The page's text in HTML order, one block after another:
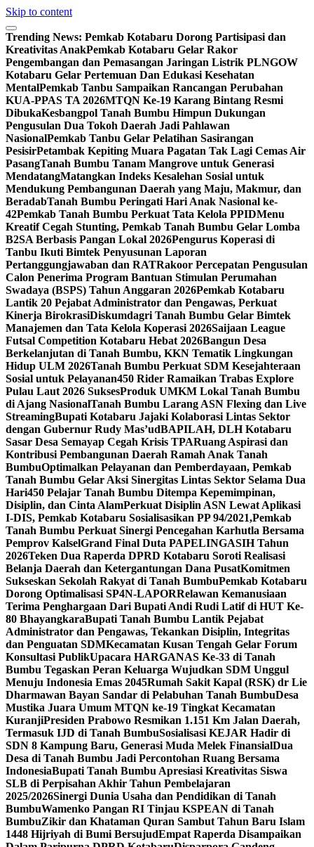
Skip to content
Trending News: Pemkab Kotabaru Dorong Partisipasi dan
Kreativitas AnakPemkab Kotabaru Gelar Rakor
Pengembangan dan Pemasangan Jaringan Listrik PLNGOW
Kotabaru Gelar Pertemuan Dan Edukasi Kesehatan
MentalPemkab Tanbu Sampaikan Rancangan Perubahan
KUA-PPAS TA 2026MTQN Ke-19 Karang Bintang Resmi
DibukaKesbangpol Tanah Bumbu Himpun Dukungan
Pengusulan Dua Tokoh Daerah Jadi Pahlawan
NasionalPemkab Tanbu Gelar Pelatihan Sasirangan
PesisirPetambak Kepiting Muara Pagatan Tak Lagi Cemas Air
PasangTanah Bumbu Tanam Mangrove untuk Generasi
MendatangMatangkan Indeks Kesalehan Sosial untuk
Mendukung Pembangunan Daerah yang Maju, Makmur, dan
BeradabTanah Bumbu Peringati Hari Anak Nasional ke-
42Pemkab Tanah Bumbu Perkuat Tata Kelola PPIDMenu
Kreatif Cegah Stunting, Pemkab Tanah Bumbu Gelar Lomba
B2SA Berbasis Pangan Lokal 2026Pengurus Koperasi di
Tanbu Ikuti Bimtek Penyusunan Laporan
Pertanggungjawaban dan RATRakoor Percepatan Pengusulan
Calon Penerima Program Bantuan Stimulan Perumahan
Swadaya (BSPS) Tahun Anggaran 2026Pemkab Kotabaru
Lantik 20 Pejabat Administrator dan Pengawas, Perkuat
Kinerja BirokrasiDiskumdagri Tanah Bumbu Gelar Bimtek
Manajemen dan Tata Kelola Koperasi 2026Saijaan League
Futsal Competition Kotabaru Hebat 2026Bangun Desa
Berkelanjutan di Tanah Bumbu, KKN Tematik Lingkungan
Hidup ULM 2026Tanah Bumbu Perkuat SDM Kesejahteraan
Sosial untuk Pelayanan450 Rider Ramaikan Trabas Explore
Pulau Laut 2026 SuksesProduk UMKM Lokal Tanah Bumbu
di Ajang NasionalTanah Bumbu Larang ASN Flexing dan Live
StreamingBupati Kotabaru Jajaki Kolaborasi Lintas Sektor
dengan Gubernur Rudy Mas’udBAPILAH, DLH Kotabaru
Sasar Desa Semayap Cegah Krisis TPARuang Aspirasi dan
Kontribusi Pembangunan Daerah Ramah Anak Tanah
BumbuOptimalkan Pelayanan dan Pemberdayaan, Pemkab
Tanah Bumbu Gelar Aksi Sinergitas Lintas Sektor Selama Dua
Hari450 Pelajar Tanah Bumbu Ditempa Kepemimpinan,
Disiplin, dan Cinta AlamPerkuat Disiplin ASN Lewat Aplikasi
I-DIS, Pemkab Kotabaru Sosialisasikan PP 94/2021,Pemkab
Tanah Bumbu Perkuat Sinergi Pencegahan Karhutla Bersama
Pemprov KalselGrand Final Duta PAPELINGASIH Tahun
2026Teken Dua Raperda DPRD Kotabaru Soroti Realisasi
Belanja Daerah dan Ketergantungan Dana PusatKomitmen
Sukseskan Sekolah Rakyat di Tanah BumbuPemkab Kotabaru
Dorong Optimalisasi SP4N-LAPORRelawan Kemanusiaan
Terima Penghargaan Dari Bupati Andi Rudi Latif di HUT Ke-
80 BhayangkaraBupati Tanah Bumbu Lantik Pejabat
Administrator dan Pengawas, Tekankan Disiplin, Integritas
dan Penguatan SDMKecamatan Kusan Tengah Gelar Forum
Konsultasi PublikUpacara HARGANAS Ke-33 di Tanah
Bumbu Tegaskan Peran Keluarga Wujudkan SDM Unggul
Menuju Indonesia Emas 2045Rumah Sakit Kapal (RSK) dr Lie
Dharmawan Bayan Sandar di Pelabuhan Tanah BumbuDesa
Mustika Juara Umum MTQN ke-19 Tingkat Kecamatan
KuranjiPresiden Prabowo Resmikan 1.151 Km Jalan Daerah,
Termasuk IJD di Tanah BumbuSosialisasi KEJAR Hadir di
SDN 8 Kampung Baru, Generasi Muda Melek FinansialDua
Desa di Tanah Bumbu Jadi Percontohan Ruang Bersama
IndonesiaBupati Tanah Bumbu Apresiasi Kreativitas Siswa
SLB di Perpisahan Akhir Tahun Pembelajaran
2025/2026Sinergi Dunia Usaha dan Pendidikan di Tanah
BumbuWamenko Pangan RI Tinjau KSPEAN di Tanah
BumbuZikir dan Khataman Quran Sambut Tahun Baru Islam
1448 Hijriyah di Bumi BersujudEmpat Raperda Disampaikan